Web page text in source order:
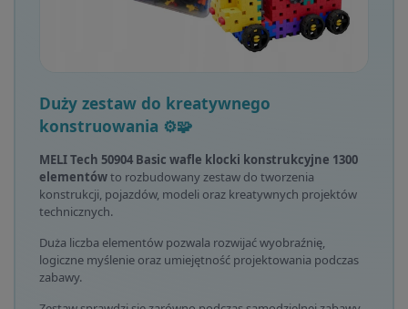
Duży zestaw do kreatywnego
konstruowania ⚙️🧩
MELI Tech 50904 Basic wafle klocki konstrukcyjne 1300
elementówto rozbudowany zestaw do tworzenia
konstrukcji, pojazdów, modeli oraz kreatywnych projektów
technicznych.
Duża liczba elementów pozwala rozwijać wyobraźnię,
logiczne myślenie oraz umiejętność projektowania podczas
zabawy.